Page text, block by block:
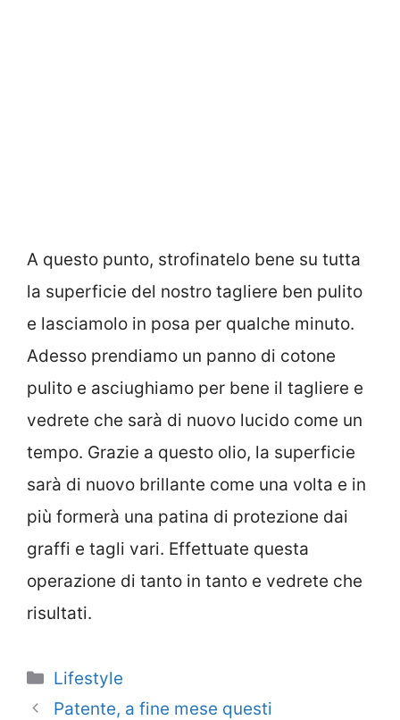
A questo punto, strofinatelo bene su tutta
la superficie del nostro tagliere ben pulito
e lasciamolo in posa per qualche minuto.
Adesso prendiamo un panno di cotone
pulito e asciughiamo per bene il tagliere e
vedrete che sarà di nuovo lucido come un
tempo. Grazie a questo olio, la superficie
sarà di nuovo brillante come una volta e in
più formerà una patina di protezione dai
graffi e tagli vari. Effettuate questa
operazione di tanto in tanto e vedrete che
risultati.
Categorie
Lifestyle
Patente, a fine mese questi